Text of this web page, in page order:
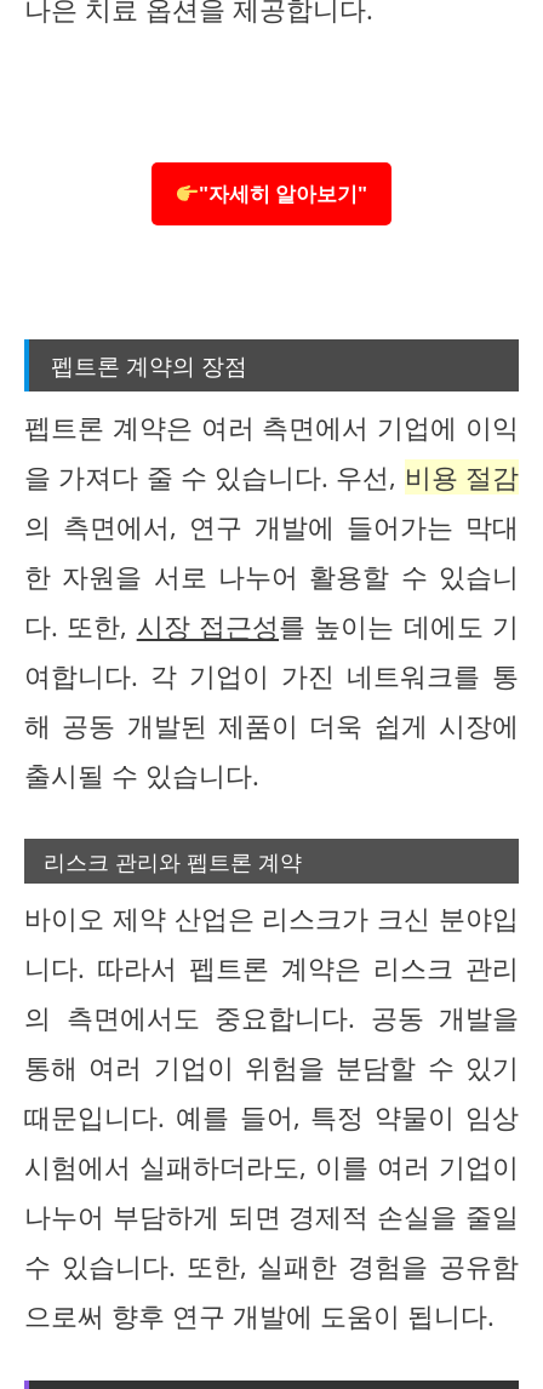
나은 치료 옵션을 제공합니다.
"자세히 알아보기"
펩트론 계약의 장점
펩트론 계약은 여러 측면에서 기업에 이익
을 가져다 줄 수 있습니다. 우선, 비용 절감
의 측면에서, 연구 개발에 들어가는 막대
한 자원을 서로 나누어 활용할 수 있습니
다. 또한, 시장 접근성를 높이는 데에도 기
여합니다. 각 기업이 가진 네트워크를 통
해 공동 개발된 제품이 더욱 쉽게 시장에
출시될 수 있습니다.
리스크 관리와 펩트론 계약
바이오 제약 산업은 리스크가 크신 분야입
니다. 따라서 펩트론 계약은 리스크 관리
의 측면에서도 중요합니다. 공동 개발을
통해 여러 기업이 위험을 분담할 수 있기
때문입니다. 예를 들어, 특정 약물이 임상
시험에서 실패하더라도, 이를 여러 기업이
나누어 부담하게 되면 경제적 손실을 줄일
수 있습니다. 또한, 실패한 경험을 공유함
으로써 향후 연구 개발에 도움이 됩니다.